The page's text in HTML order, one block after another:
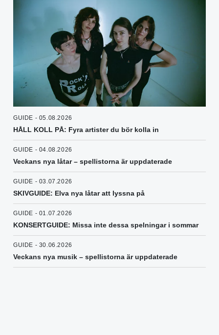
GUIDE - 05.08.2026
HÅLL KOLL PÅ: Fyra artister du bör kolla in
GUIDE - 04.08.2026
Veckans nya låtar – spellistorna är uppdaterade
GUIDE - 03.07.2026
SKIVGUIDE: Elva nya låtar att lyssna på
GUIDE - 01.07.2026
KONSERTGUIDE: Missa inte dessa spelningar i sommar
GUIDE - 30.06.2026
Veckans nya musik – spellistorna är uppdaterade